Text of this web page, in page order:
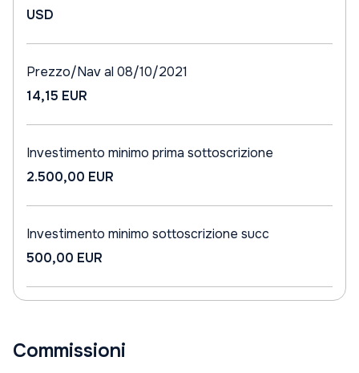
USD
Prezzo/Nav al 08/10/2021
14,15 EUR
Investimento minimo prima sottoscrizione
2.500,00 EUR
Investimento minimo sottoscrizione succ
500,00 EUR
Commissioni